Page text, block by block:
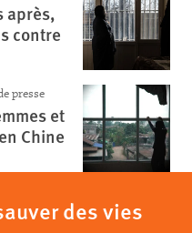
après,
contre
presse
et
Chine
des vies